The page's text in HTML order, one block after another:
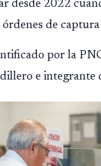
desde 2022
de
por la
e integrante